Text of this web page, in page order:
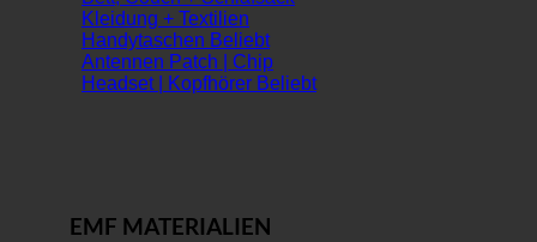
Kleidung + Textilien
Handytaschen
Antennen Patch | Chip
Headset | Kopfhörer
EMF MATERIALIEN